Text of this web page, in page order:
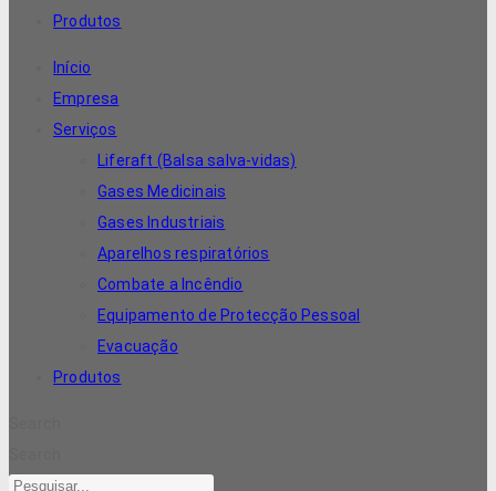
Produtos
Início
Empresa
Serviços
Liferaft (Balsa salva-vidas)
Gases Medicinais
Gases Industriais
Aparelhos respiratórios
Combate a Incêndio
Equipamento de Protecção Pessoal
Evacuação
Produtos